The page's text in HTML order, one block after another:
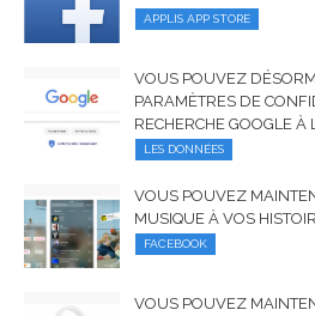
APPLIS APP STORE
VOUS POUVEZ
PARAMÈTRES DE
RECHERCHE GOOGLE À
LES DONNÉES
VOUS POUVEZ
MUSIQUE À VOS
FACEBOOK
VOUS POUVEZ